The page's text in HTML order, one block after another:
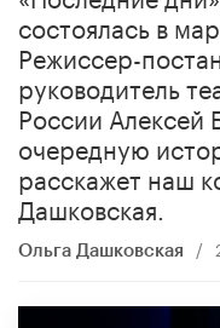
состоялась в
Режиссер-
руководитель
России Алексей
очередную
расскажет наш
Дашковская.
Ольга Дашковская /